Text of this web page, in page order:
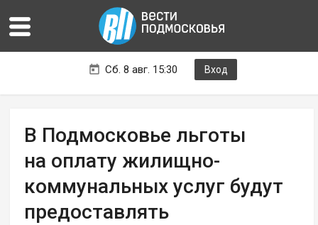
Сб. 8 авг. 15:30 Вход
В Подмосковье льготы
на оплату жилищно-
коммунальных услуг будут
предоставлять